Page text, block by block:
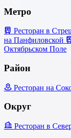
Метро
Ресторан в
на Панфиловской
Октябрьском Поле
Район
Ресторан на
Округ
Ресторан в